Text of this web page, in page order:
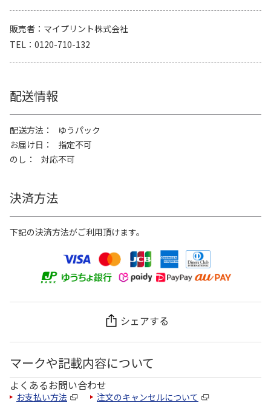
販売者
マイプリント株式会社
TEL
0120-710-132
配送情報
配送方法
ゆうパック
お届け日
指定不可
のし
対応不可
決済方法
下記の決済方法がご利用頂けます。
シェアする
マークや記載内容について
よくあるお問い合わせ
お支払い方法 注文のキャンセルについて